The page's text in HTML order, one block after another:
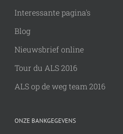
Interessante pagina's
Blog
Nieuwsbrief online
Tour du ALS 2016
ALS op de weg team 2016
ONZE BANKGEGEVENS